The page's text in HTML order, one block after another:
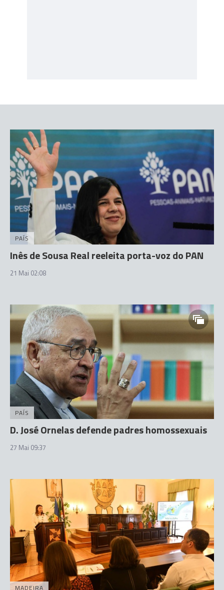
PAÍS
Inês de Sousa Real reeleita porta-voz do PAN
21 Mai 02:08
PAÍS
D. José Ornelas defende padres homossexuais
27 Mai 09:37
MADEIRA